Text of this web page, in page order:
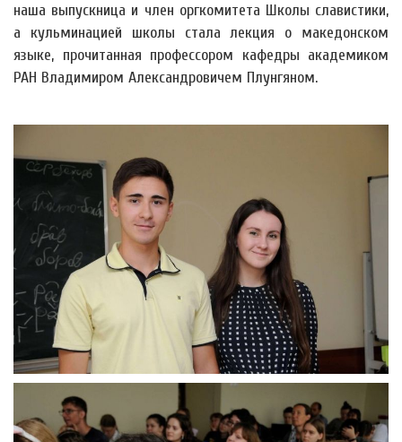
наша выпускница и член оргкомитета Школы славистики,
а кульминацией школы стала лекция о македонском
языке, прочитанная профессором кафедры академиком
РАН Владимиром Александровичем Плунгяном.